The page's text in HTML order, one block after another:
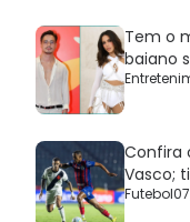
Tem o
baiano
Confira
Vasco;
Futebol